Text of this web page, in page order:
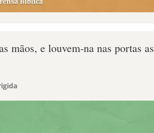
mãos, e louvem-na nas portas as